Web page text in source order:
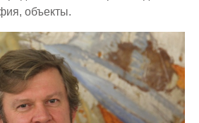
объекты.